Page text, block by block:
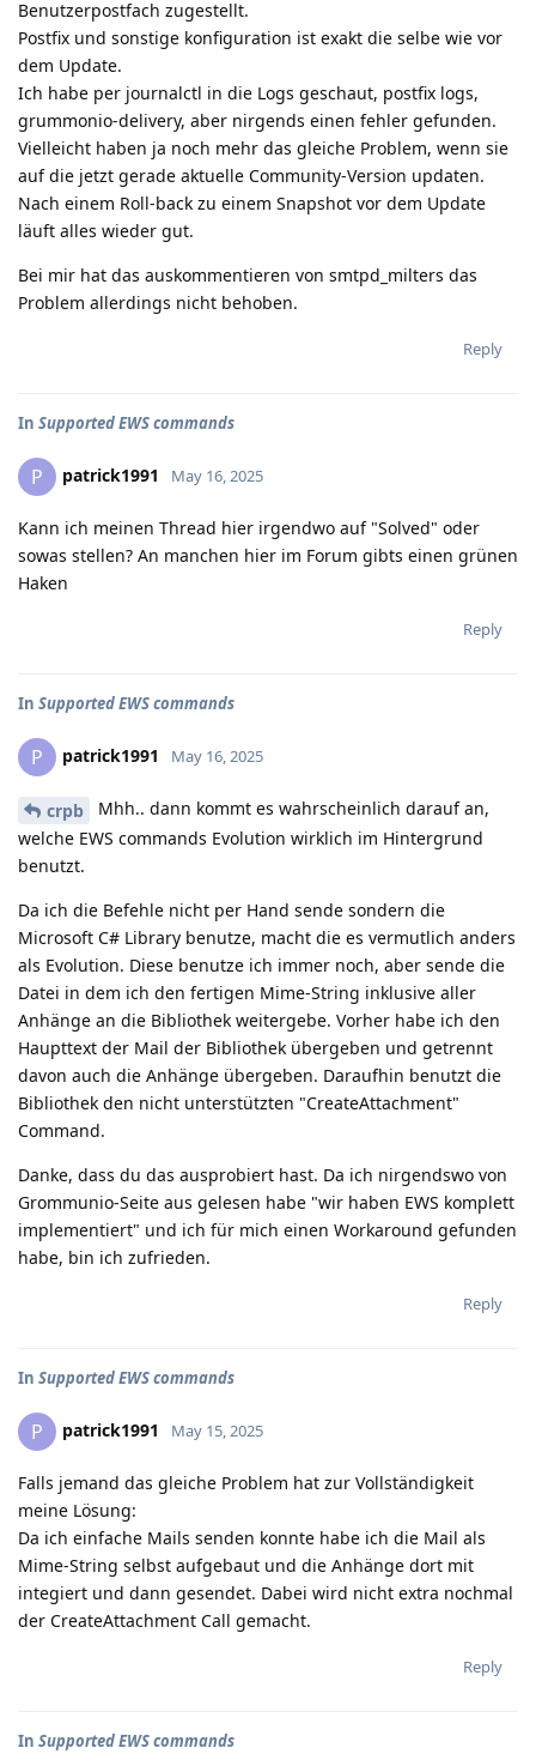
Benutzerpostfach zugestellt.
Postfix und sonstige konfiguration ist exakt die selbe wie vor
dem Update.
Ich habe per journalctl in die Logs geschaut, postfix logs,
grummonio-delivery, aber nirgends einen fehler gefunden.
Vielleicht haben ja noch mehr das gleiche Problem, wenn sie
auf die jetzt gerade aktuelle Community-Version updaten.
Nach einem Roll-back zu einem Snapshot vor dem Update
läuft alles wieder gut.
Bei mir hat das auskommentieren von smtpd_milters das
Problem allerdings nicht behoben.
Reply
In Supported EWS commands
P patrick1991 May 16, 2025
Kann ich meinen Thread hier irgendwo auf "Solved" oder
sowas stellen? An manchen hier im Forum gibts einen grünen
Haken
Reply
In Supported EWS commands
P patrick1991 May 16, 2025
crpb
Mhh.. dann kommt es wahrscheinlich darauf an,
welche EWS commands Evolution wirklich im Hintergrund
benutzt.
Da ich die Befehle nicht per Hand sende sondern die
Microsoft C# Library benutze, macht die es vermutlich anders
als Evolution. Diese benutze ich immer noch, aber sende die
Datei in dem ich den fertigen Mime-String inklusive aller
Anhänge an die Bibliothek weitergebe. Vorher habe ich den
Haupttext der Mail der Bibliothek übergeben und getrennt
davon auch die Anhänge übergeben. Daraufhin benutzt die
Bibliothek den nicht unterstützten "CreateAttachment"
Command.
Danke, dass du das ausprobiert hast. Da ich nirgendswo von
Grommunio-Seite aus gelesen habe "wir haben EWS komplett
implementiert" und ich für mich einen Workaround gefunden
habe, bin ich zufrieden.
Reply
In Supported EWS commands
P patrick1991 May 15, 2025
Falls jemand das gleiche Problem hat zur Vollständigkeit
meine Lösung:
Da ich einfache Mails senden konnte habe ich die Mail als
Mime-String selbst aufgebaut und die Anhänge dort mit
integiert und dann gesendet. Dabei wird nicht extra nochmal
der CreateAttachment Call gemacht.
Reply
In Supported EWS commands